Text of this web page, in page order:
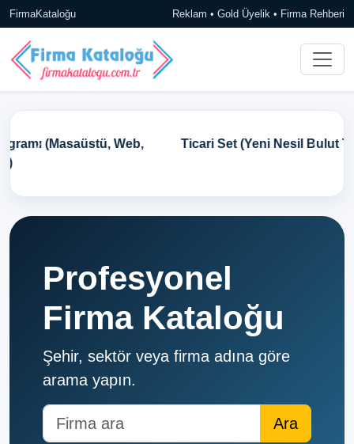
FirmaKataloğu Reklam • Gold Üyelik • Firma Rehberi
Ticari Set (Yeni Nesil Bulut Tabanlı Ön Muhasebe)
Profesyonel
Firma Kataloğu
Şehir, sektör veya firma adına göre
arama yapın.